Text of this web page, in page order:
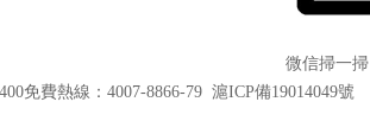
微信掃一掃
免費熱線：4007-8866-79 滬ICP備19014049號